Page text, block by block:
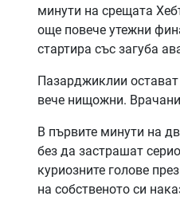
минути на срещата
още повече утежни
стартира със загуба
Пазарджиклии
вече нищожни.
В първите минути на
без да застрашат
куриозните голове
на собственото си